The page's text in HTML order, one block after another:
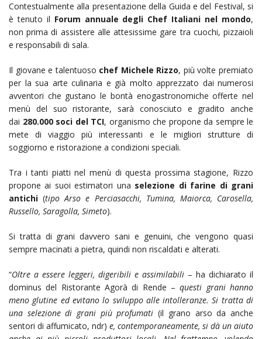
Contestualmente alla presentazione della Guida e del Festival, si
è tenuto il Forum annuale degli Chef Italiani nel mondo,
non prima di assistere alle attesissime gare tra cuochi, pizzaioli
e responsabili di sala.
Il giovane e talentuoso chef Michele Rizzo, più volte premiato
per la sua arte culinaria e già molto apprezzato dai numerosi
avventori che gustano le bontà enogastronomiche offerte nel
menù del suo ristorante, sarà conosciuto e gradito anche
dai 280.000 soci del TCI, organismo che propone da sempre le
mete di viaggio più interessanti e le migliori strutture di
soggiorno e ristorazione a condizioni speciali.
Tra i tanti piatti nel menù di questa prossima stagione, Rizzo
propone ai suoi estimatori una selezione di farine di grani
antichi (tipo Arso e Perciasacchi, Tumina, Maiorca, Carosella,
Russello, Saragolla, Simeto).
Si tratta di grani davvero sani e genuini, che vengono quasi
sempre macinati a pietra, quindi non riscaldati e alterati.
“Oltre a essere leggeri, digeribili e assimilabili – ha dichiarato il
dominus del Ristorante Agorà di Rende –questi grani hanno
meno glutine ed evitano lo sviluppo alle intolleranze. Si tratta di
una selezione di grani più profumati(il grano arso da anche
sentori di affumicato, ndr) e, contemporaneamente, si dà un aiuto